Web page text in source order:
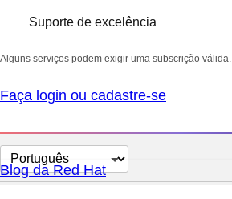
Suporte de excelência
Alguns serviços podem exigir uma subscrição válida.
Faça login ou cadastre-se
Selecionar
idioma
Blog da Red Hat